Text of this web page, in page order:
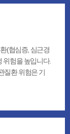
(협심증, 심근경
위험을 높입니다.
질환 위험은 기